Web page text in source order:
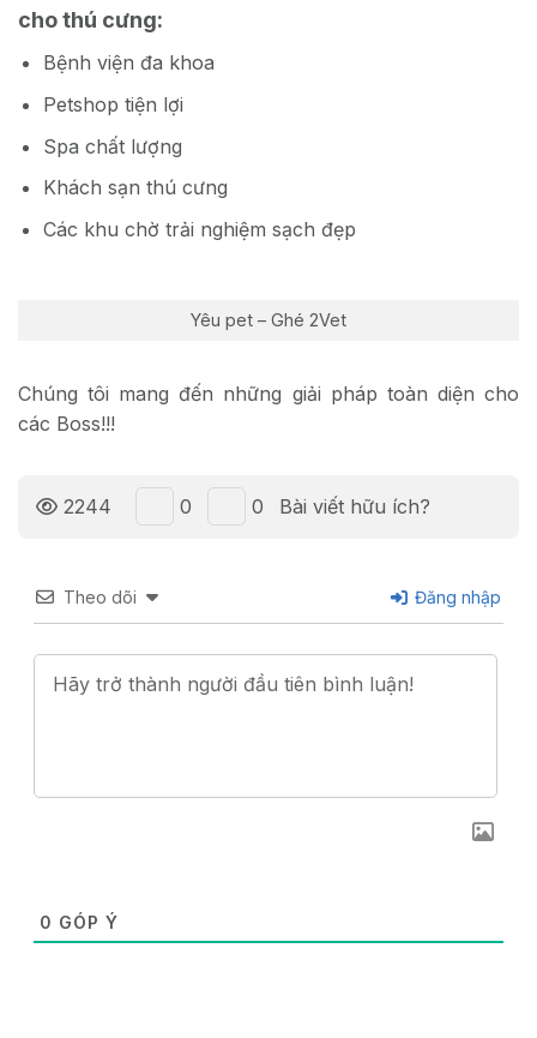
cho thú cưng:
Bệnh viện đa khoa
Petshop tiện lợi
Spa chất lượng
Khách sạn thú cưng
Các khu chờ trải nghiệm sạch đẹp
Yêu pet – Ghé 2Vet
Chúng tôi mang đến những giải pháp toàn diện cho
các Boss!!!
2244 0 0 Bài viết hữu ích?
Theo dõi Đăng nhập
0 GÓP Ý